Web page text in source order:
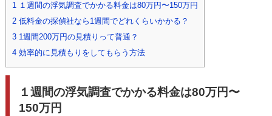
1１週間の浮気調査でかかる料金は80万円〜150万円
2低料金の探偵社なら1週間でどれくらいかかる？
31週間200万円の見積りって普通？
4効率的に見積もりをしてもらう方法
１週間の浮気調査でかかる料金は80万円〜
150万円